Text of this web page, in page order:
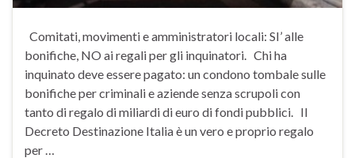
Comitati, movimenti e amministratori locali: SI’ alle
bonifiche, NO ai regali per gli inquinatori. Chi ha
inquinato deve essere pagato: un condono tombale sulle
bonifiche per criminali e aziende senza scrupoli con
tanto di regalo di miliardi di euro di fondi pubblici. Il
Decreto Destinazione Italia è un vero e proprio regalo
per …